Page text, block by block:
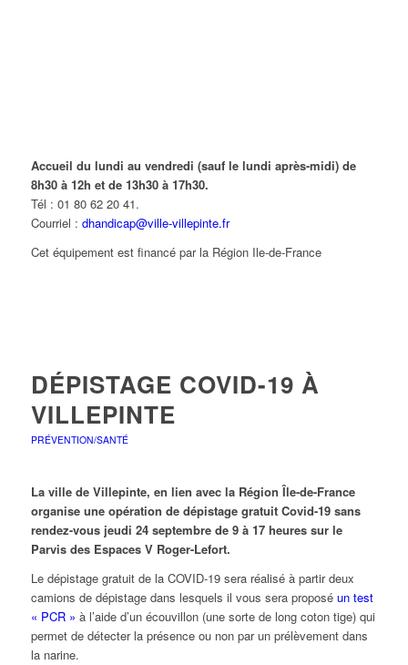
Accueil du lundi au vendredi (sauf le lundi après-midi) de
8h30 à 12h et de 13h30 à 17h30.
Tél : 01 80 62 20 41.
Courriel : dhandicap@ville-villepinte.fr
Cet équipement est financé par la Région Ile-de-France
DÉPISTAGE COVID-19 À
VILLEPINTE
PRÉVENTION/SANTÉ
La ville de Villepinte, en lien avec la Région Île-de-France
organise une opération de dépistage gratuit Covid-19 sans
rendez-vous jeudi 24 septembre de 9 à 17 heures sur le
Parvis des Espaces V Roger-Lefort.
Le dépistage gratuit de la COVID-19 sera réalisé à partir deux
camions de dépistage dans lesquels il vous sera proposé un test
« PCR » à l’aide d’un écouvillon (une sorte de long coton tige) qui
permet de détecter la présence ou non par un prélèvement dans
la narine.